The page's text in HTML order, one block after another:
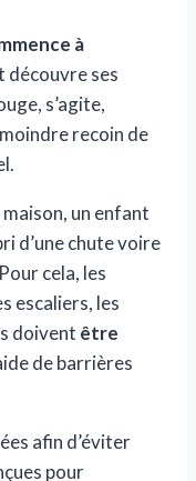
à
découvre ses
s’agite,
recoin de
un enfant
d’une chute voire
cela, les
escaliers, les
doivent être
de barrières
afin d’éviter
pour